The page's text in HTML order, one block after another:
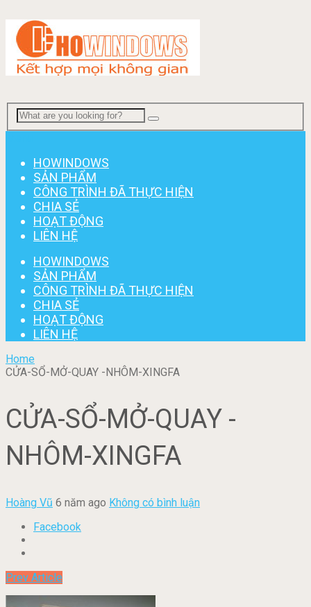
HOWINDOWS
SẢN PHẨM
CÔNG TRÌNH ĐÃ THỰC HIỆN
CHIA SẺ
HOẠT ĐỘNG
LIÊN HỆ
HOWINDOWS
SẢN PHẨM
CÔNG TRÌNH ĐÃ THỰC HIỆN
CHIA SẺ
HOẠT ĐỘNG
LIÊN HỆ
Home
CỬA-SỔ-MỞ-QUAY -NHÔM-XINGFA
CỬA-SỔ-MỞ-QUAY -
NHÔM-XINGFA
Hoàng Vũ 6 năm ago Không có bình luận
Facebook
Prev Article